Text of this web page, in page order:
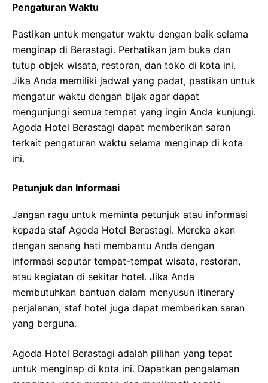
Pengaturan Waktu
Pastikan untuk mengatur waktu dengan baik selama
menginap di Berastagi. Perhatikan jam buka dan
tutup objek wisata, restoran, dan toko di kota ini.
Jika Anda memiliki jadwal yang padat, pastikan untuk
mengatur waktu dengan bijak agar dapat
mengunjungi semua tempat yang ingin Anda kunjungi.
Agoda Hotel Berastagi dapat memberikan saran
terkait pengaturan waktu selama menginap di kota
ini.
Petunjuk dan Informasi
Jangan ragu untuk meminta petunjuk atau informasi
kepada staf Agoda Hotel Berastagi. Mereka akan
dengan senang hati membantu Anda dengan
informasi seputar tempat-tempat wisata, restoran,
atau kegiatan di sekitar hotel. Jika Anda
membutuhkan bantuan dalam menyusun itinerary
perjalanan, staf hotel juga dapat memberikan saran
yang berguna.
Agoda Hotel Berastagi adalah pilihan yang tepat
untuk menginap di kota ini. Dapatkan pengalaman